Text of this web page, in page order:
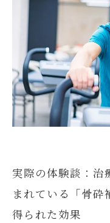
実際の体験談：治
まれている「骨砕
得られた効果